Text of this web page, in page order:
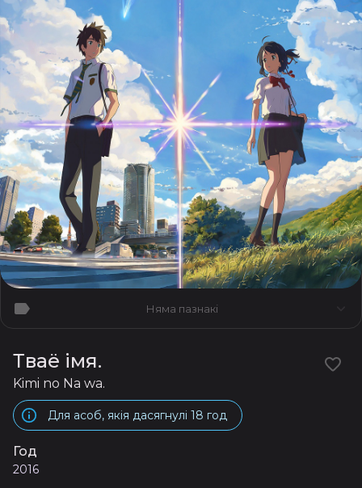
Няма пазнакі
Тваё імя.
Kimi no Na wa.
Для асоб, якія дасягнулі 18 год
Год
2016